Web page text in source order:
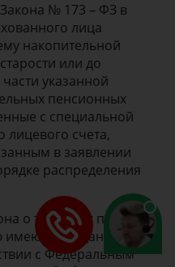
Закона № 173 – ФЗ в
лица
накопительной
или до
указанной
пенсионных
с специальной
лицевого счета,
в заявлении
распределения
о трудовых пенсиях
граждане РФ,
с Федеральным